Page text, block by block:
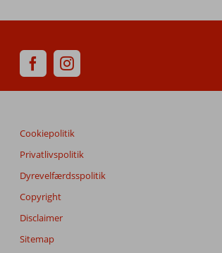
Cookiepolitik
Privatlivspolitik
Dyrevelfærdsspolitik
Copyright
Disclaimer
Sitemap